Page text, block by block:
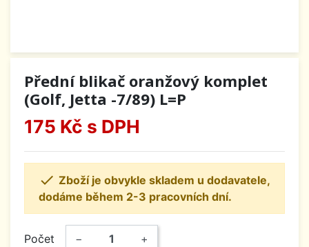
Přední blikač oranžový komplet
(Golf, Jetta -7/89) L=P
175 Kč s DPH
 Zboží je obvykle skladem u dodavatele,
dodáme během 2-3 pracovních dní.
Počet − +